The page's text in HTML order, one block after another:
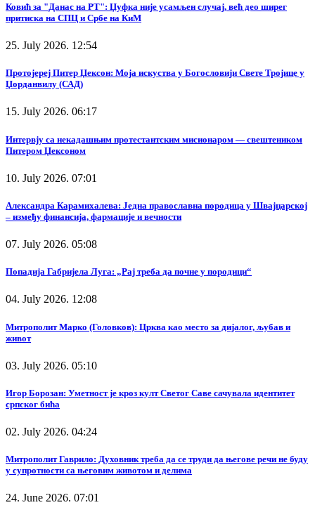
Ковић за "Данас на РТ": Џуфка није усамљен случај, већ део ширег
притиска на СПЦ и Србе на КиМ
25. July 2026. 12:54
Протојереј Питер Џексон: Моја искуства у Богословији Свете Тројице у
Џорданвилу (САД)
15. July 2026. 06:17
Интервју са некадашњим протестантским мисионаром — свештеником
Питером Џексоном
10. July 2026. 07:01
Александра Карамихалева: Једна православна породица у Швајцарској
– између финансија, фармације и вечности
07. July 2026. 05:08
Попадија Габријела Луга: „Рај треба да почне у породици“
04. July 2026. 12:08
Митрополит Марко (Головков): Црква као место за дијалог, љубав и
живот
03. July 2026. 05:10
Игор Борозан: Уметност је кроз култ Светог Саве сачувала идентитет
српског бића
02. July 2026. 04:24
Митрополит Гаврило: Духовник треба да се труди да његове речи не буду
у супротности са његовим животом и делима
24. June 2026. 07:01